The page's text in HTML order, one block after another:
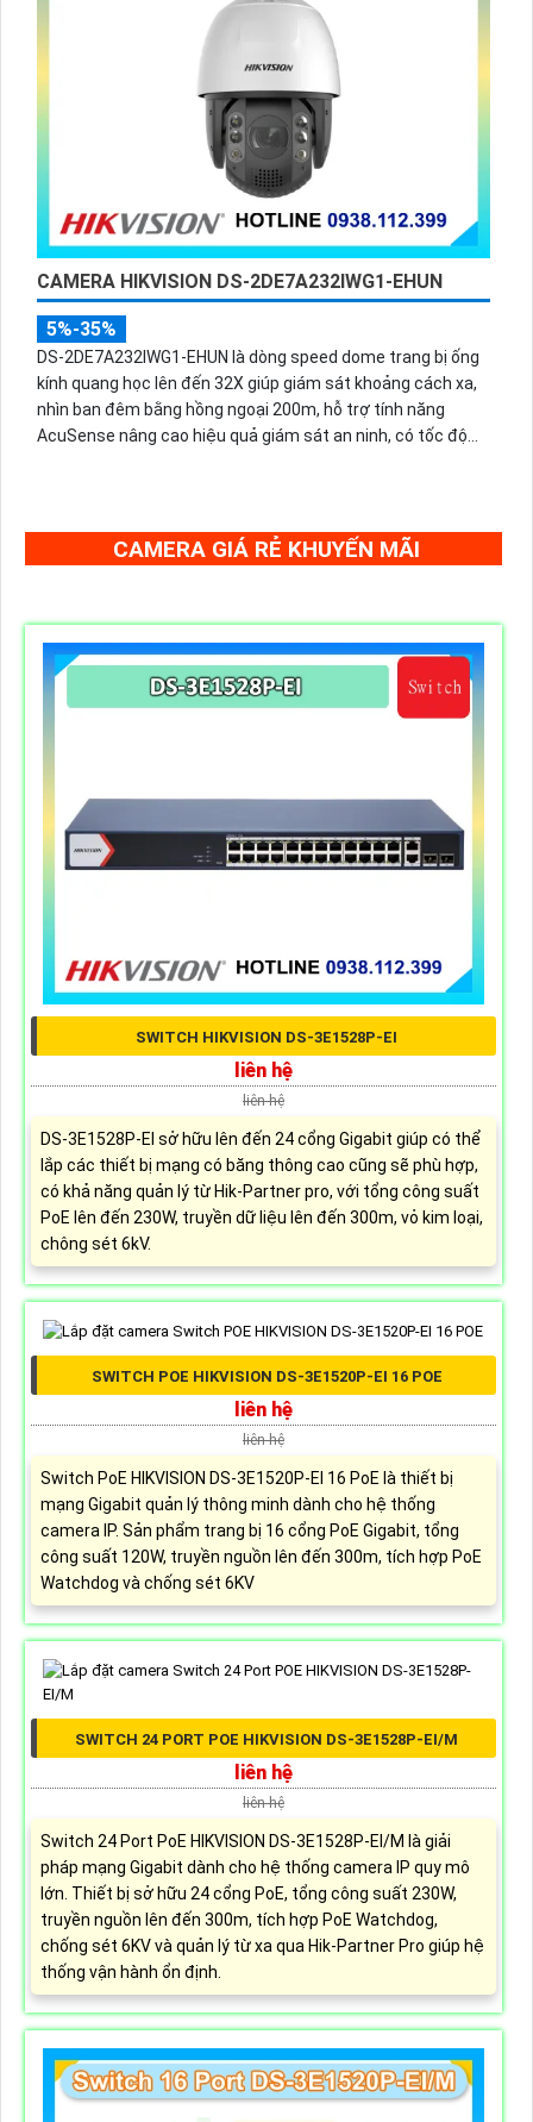
CAMERA HIKVISION DS-2DE7A232IWG1-EHUN
5%-35%
DS-2DE7A232IWG1-EHUN là dòng speed dome trang bị ống
kính quang học lên đến 32X giúp giám sát khoảng cách xa,
nhìn ban đêm bằng hồng ngoại 200m, hỗ trợ tính năng
AcuSense nâng cao hiệu quả giám sát an ninh, có tốc độ
CAMERA GIÁ RẺ KHUYẾN MÃI
SWITCH HIKVISION DS-3E1528P-EI
liên hệ
liên hệ
DS-3E1528P-EI sở hữu lên đến 24 cổng Gigabit giúp có thể
lắp các thiết bị mạng có băng thông cao cũng sẽ phù hợp,
có khả năng quản lý từ Hik-Partner pro, với tổng công suất
PoE lên đến 230W, truyền dữ liệu lên đến 300m, vỏ kim loại,
chông sét 6kV.
SWITCH POE HIKVISION DS-3E1520P-EI 16 POE
liên hệ
liên hệ
Switch PoE HIKVISION DS-3E1520P-EI 16 PoE là thiết bị
mạng Gigabit quản lý thông minh dành cho hệ thống
camera IP. Sản phẩm trang bị 16 cổng PoE Gigabit, tổng
công suất 120W, truyền nguồn lên đến 300m, tích hợp PoE
Watchdog và chống sét 6KV
SWITCH 24 PORT POE HIKVISION DS-3E1528P-EI/M
liên hệ
liên hệ
Switch 24 Port PoE HIKVISION DS-3E1528P-EI/M là giải
pháp mạng Gigabit dành cho hệ thống camera IP quy mô
lớn. Thiết bị sở hữu 24 cổng PoE, tổng công suất 230W,
truyền nguồn lên đến 300m, tích hợp PoE Watchdog,
chống sét 6KV và quản lý từ xa qua Hik-Partner Pro giúp hệ
thống vận hành ổn định.